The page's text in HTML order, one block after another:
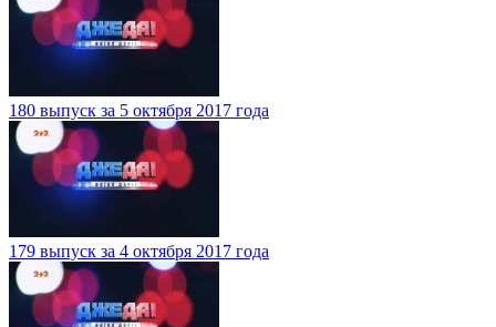
180 выпуск за 5 октября 2017 года
179 выпуск за 4 октября 2017 года